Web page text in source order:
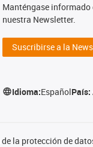
Manténgase
nuestra Newsletter.
Suscribirse a la
Idioma:EspañolPaís:
la protección de